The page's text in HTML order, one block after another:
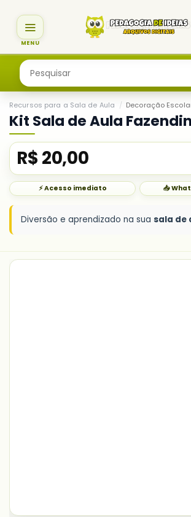
content
Pesquisar
por:
Recursos para a Sala de Aula / Decoração
Kit Sala de Aula
R$ 20,00
⚡ Acesso imediato 📥
Diversão e aprendizado na sua sala de